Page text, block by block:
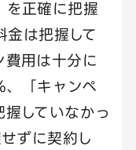
を正確に把握
金は把握して
費用は十分に
、「キャンペ
していなかっ
ずに契約し